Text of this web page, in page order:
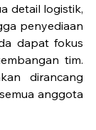
detail logistik,
penyediaan
dapat fokus
tim.
dirancang
anggota